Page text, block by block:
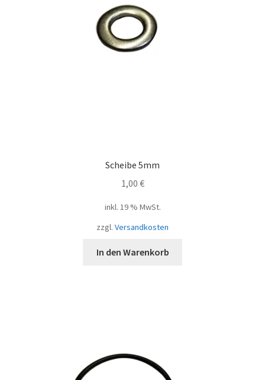
Scheibe 5mm
1,00 €
inkl. 19 % MwSt.
zzgl. Versandkosten
In den Warenkorb